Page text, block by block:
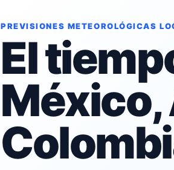
PREVISIONES METEOROLÓGICAS
El